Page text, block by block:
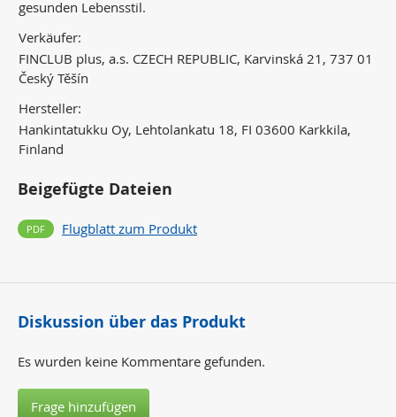
gesunden Lebensstil.
Verkäufer:
FINCLUB plus, a.s. CZECH REPUBLIC, Karvinská 21, 737 01
Český Těšín
Hersteller:
Hankintatukku Oy, Lehtolankatu 18, FI 03600 Karkkila,
Finland
Beigefügte Dateien
Flugblatt zum Produkt
Diskussion über das Produkt
Es wurden keine Kommentare gefunden.
Frage hinzufügen